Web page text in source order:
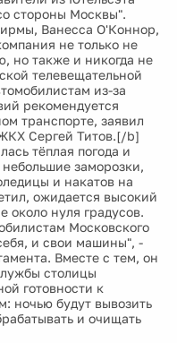
стороны Москвы".
Ванесса О'Коннор,
не только не
но также и никогда не
телевещательной
из-за
рекомендуется
транспорте, заявил
Сергей Титов.[/b]
тёплая погода и
заморозки,
и накатов на
ожидается высокий
около нуля градусов.
Московского
и свои машины", -
Вместе с тем, он
столицы
готовности к
ночью будут вывозить
и очищать